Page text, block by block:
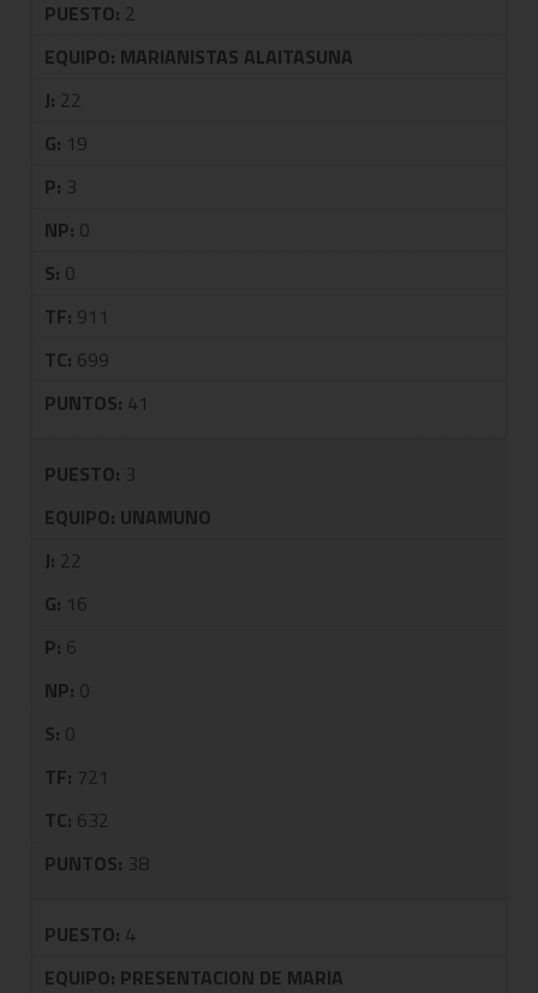
PUESTO: 2
EQUIPO: MARIANISTAS ALAITASUNA
J: 22
G: 19
P: 3
NP: 0
S: 0
TF: 911
TC: 699
PUNTOS: 41
PUESTO: 3
EQUIPO: UNAMUNO
J: 22
G: 16
P: 6
NP: 0
S: 0
TF: 721
TC: 632
PUNTOS: 38
PUESTO: 4
EQUIPO: PRESENTACION DE MARIA